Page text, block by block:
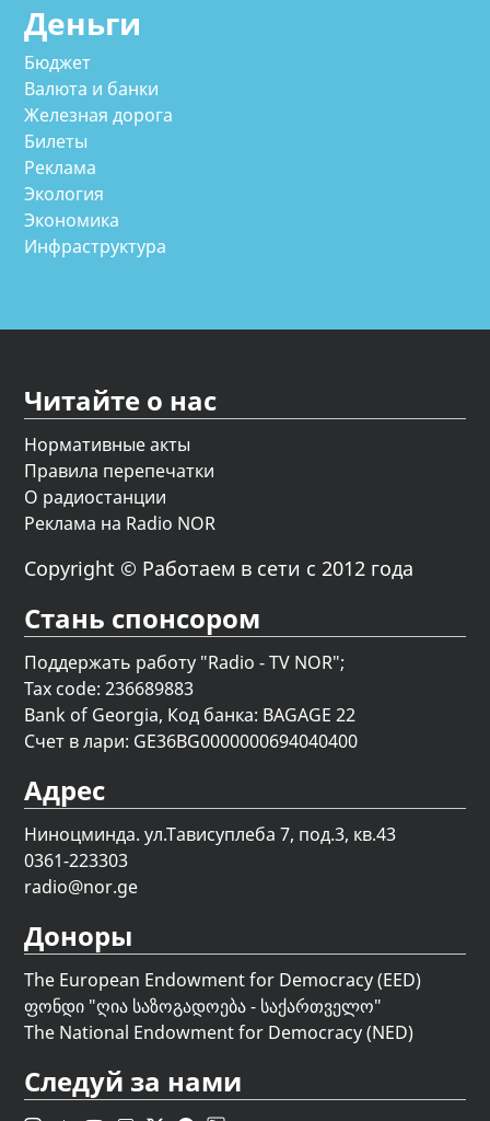
Деньги
Бюджет
Валюта и банки
Железная дорога
Билеты
Реклама
Экология
Экономика
Инфраструктура
Читайте о нас
Нормативные акты
Правила перепечатки
О радиостанции
Реклама на Radio NOR
Copyright © Работаем в сети с 2012 года
Стань спонсором
Поддержать работу "Radio - TV NOR";
Tax code: 236689883
Bank of Georgia, Код банка: BAGAGE 22
Счет в лари: GE36BG0000000694040400
Адрес
Ниноцминда. ул.Тависуплеба 7, под.3, кв.43
0361-223303
radio@nor.ge
Доноры
The European Endowment for Democracy (EED)
ფონდი "ღია საზოგადოება - საქართველო"
The National Endowment for Democracy (NED)
Следуй за нами